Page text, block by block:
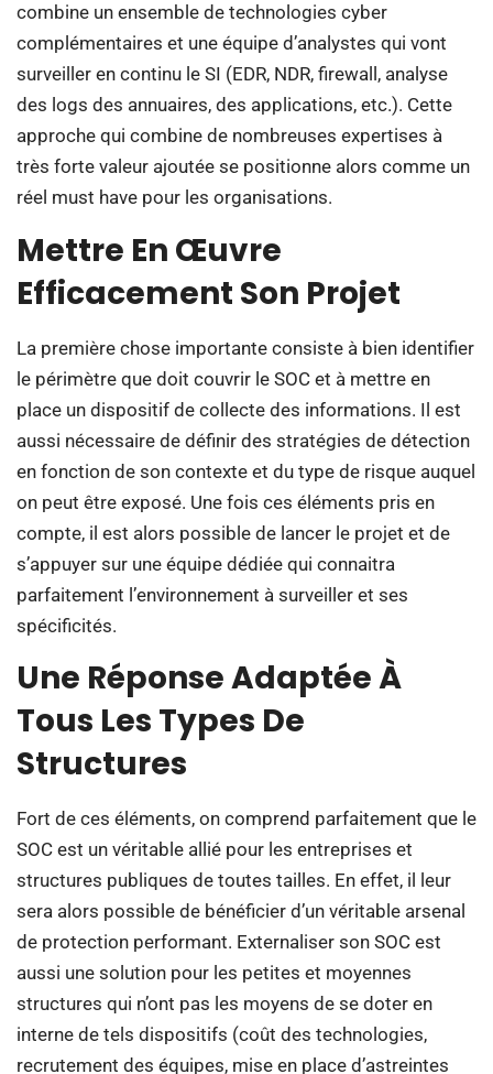
combine un ensemble de technologies cyber
complémentaires et une équipe d’analystes qui vont
surveiller en continu le SI (EDR, NDR, firewall, analyse
des logs des annuaires, des applications, etc.). Cette
approche qui combine de nombreuses expertises à
très forte valeur ajoutée se positionne alors comme un
réel must have pour les organisations.
Mettre En Œuvre
Efficacement Son Projet
La première chose importante consiste à bien identifier
le périmètre que doit couvrir le SOC et à mettre en
place un dispositif de collecte des informations. Il est
aussi nécessaire de définir des stratégies de détection
en fonction de son contexte et du type de risque auquel
on peut être exposé. Une fois ces éléments pris en
compte, il est alors possible de lancer le projet et de
s’appuyer sur une équipe dédiée qui connaitra
parfaitement l’environnement à surveiller et ses
spécificités.
Une Réponse Adaptée À
Tous Les Types De
Structures
Fort de ces éléments, on comprend parfaitement que le
SOC est un véritable allié pour les entreprises et
structures publiques de toutes tailles. En effet, il leur
sera alors possible de bénéficier d’un véritable arsenal
de protection performant. Externaliser son SOC est
aussi une solution pour les petites et moyennes
structures qui n’ont pas les moyens de se doter en
interne de tels dispositifs (coût des technologies,
recrutement des équipes, mise en place d’astreintes